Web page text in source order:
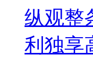
纵观整
利独享